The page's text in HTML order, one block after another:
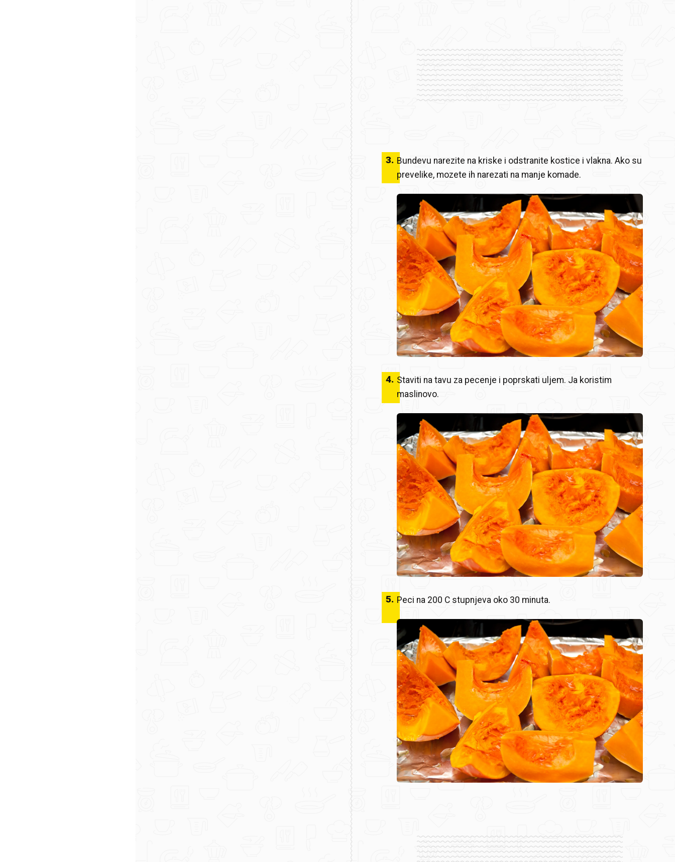
3. Bundevu narezite na kriske i odstranite kostice i vlakna. Ako su
prevelike, mozete ih narezati na manje komade.
4. Staviti na tavu za pecenje i poprskati uljem. Ja koristim
maslinovo.
5. Peci na 200 C stupnjeva oko 30 minuta.